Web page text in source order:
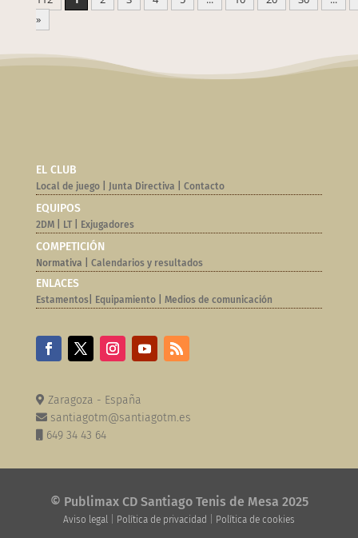
»
EL CLUB
Local de juego| Junta Directiva Contacto
EQUIPOS
2DM| LT| Exjugadores
COMPETICIÓN
Normativa | Calendarios y resultados
ENLACES
Estamentos| Equipamiento| Medios de comunicación
Zaragoza - España
santiagotm@santiagotm.es
649 34 43 64
© Publimax CD Santiago Tenis de Mesa 2025
Aviso legal Política de privacidad Política de cookies